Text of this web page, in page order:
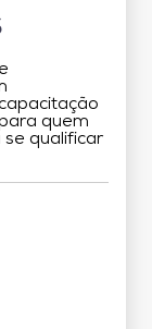
quem
se qualificar